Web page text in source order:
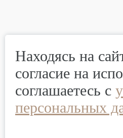
Находясь на
согласие на
соглашаетесь с
персональных